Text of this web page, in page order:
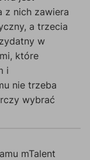
z nich zawiera
a trzecia
w
które
i
nie trzeba
wybrać
mTalent